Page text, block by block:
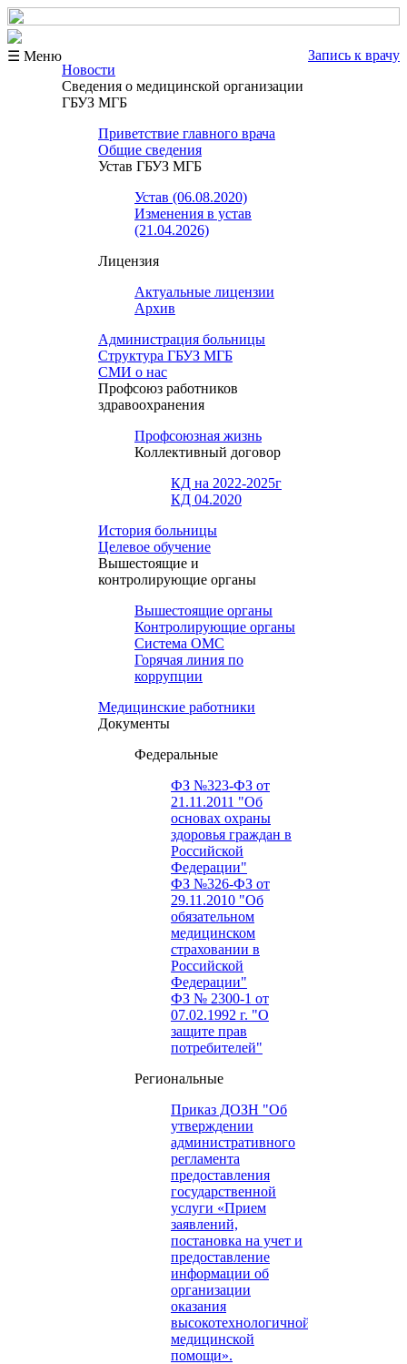
☰ Меню
Запись к врачу
Новости
Сведения о медицинской организации
ГБУЗ МГБ
Приветствие главного врача
Общие сведения
Устав ГБУЗ МГБ
Устав (06.08.2020)
Изменения в устав
(21.04.2026)
Лицензия
Актуальные лицензии
Архив
Администрация больницы
Структура ГБУЗ МГБ
СМИ о нас
Профсоюз работников
здравоохранения
Профсоюзная жизнь
Коллективный договор
КД на 2022-2025г
КД 04.2020
История больницы
Целевое обучение
Вышестоящие и
контролирующие органы
Вышестоящие органы
Контролирующие органы
Система ОМС
Горячая линия по
коррупции
Медицинские работники
Документы
Федеральные
ФЗ №323-ФЗ от
21.11.2011 "Об
основах охраны
здоровья граждан в
Российской
Федерации"
ФЗ №326-ФЗ от
29.11.2010 "Об
обязательном
медицинском
страховании в
Российской
Федерации"
ФЗ № 2300-1 от
07.02.1992 г. "О
защите прав
потребителей"
Региональные
Приказ ДОЗН "Об
утверждении
административного
регламента
предоставления
государственной
услуги «Прием
заявлений,
постановка на учет и
предоставление
информации об
организации
оказания
высокотехнологичной
медицинской
помощи».